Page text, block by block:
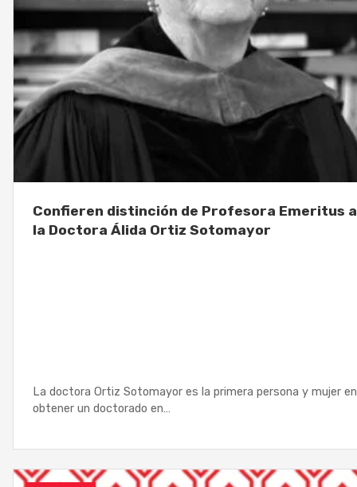
Confieren distinción de Profesora Emeritus a
la Doctora Álida Ortiz Sotomayor
La doctora Ortiz Sotomayor es la primera persona y mujer en
obtener un doctorado en…